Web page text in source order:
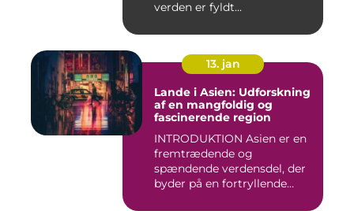
verden er fyldt...
13. jan
Lande i Asien: Udforskning
af en mangfoldig og
fascinerende region
INTRODUKTION Asien er en
fremtrædende og
spændende verdensdel, der
byder på en fortryllende